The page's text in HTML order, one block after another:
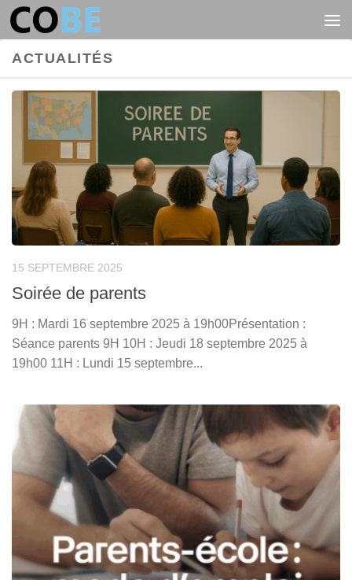
Au dessous du contenu
ACTUALITÉS
15 SEPTEMBRE 2025
Soirée de parents
9H : Mardi 16 septembre 2025 à 19h00Présentation :
Séance parents 9H 10H : Jeudi 18 septembre 2025 à
19h00 11H : Lundi 15 septembre...